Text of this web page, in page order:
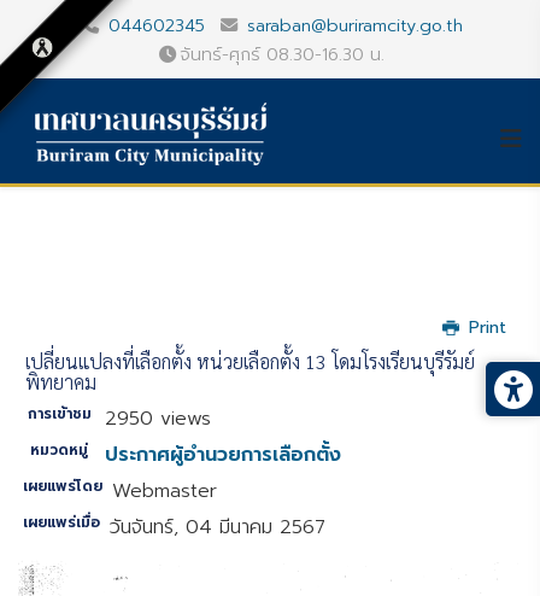
044602345
saraban@buriramcity.go.th
จันทร์-ศุกร์ 08.30-16.30 น.
Print
เปลี่ยนแปลงที่เลือกตั้ง หน่วยเลือกตั้ง 13 โดมโรงเรียนบุรีรัมย์
พิทยาคม
การเข้าชม 2950 views
หมวดหมู่ ประกาศผู้อำนวยการเลือกตั้ง
เผยแพร่โดย Webmaster
เผยแพร่เมื่อ วันจันทร์, 04 มีนาคม 2567